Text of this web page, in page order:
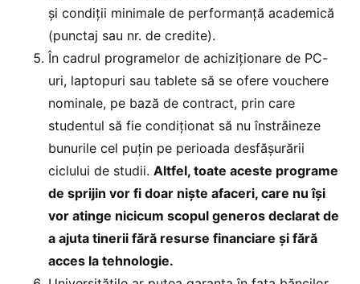
și condiții minimale de performanţă academică
(punctaj sau nr. de credite).
În cadrul programelor de achiziționare de PC-
uri, laptopuri sau tablete să se ofere vouchere
nominale, pe bază de contract, prin care
studentul să fie condiționat să nu înstrăineze
bunurile cel puțin pe perioada desfășurării
ciclului de studii. Altfel, toate aceste programe
de sprijin vor fi doar niște afaceri, care nu își
vor atinge nicicum scopul generos declarat de
a ajuta tinerii fără resurse financiare și fără
acces la tehnologie.